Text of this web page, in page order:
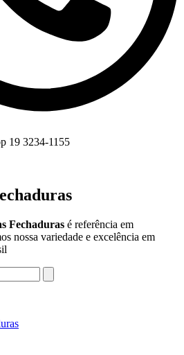
19 3234-1155
Fechaduras é referência em
nossa variedade e excelência em